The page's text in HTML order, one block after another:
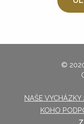
©
NAŠE
KOHO